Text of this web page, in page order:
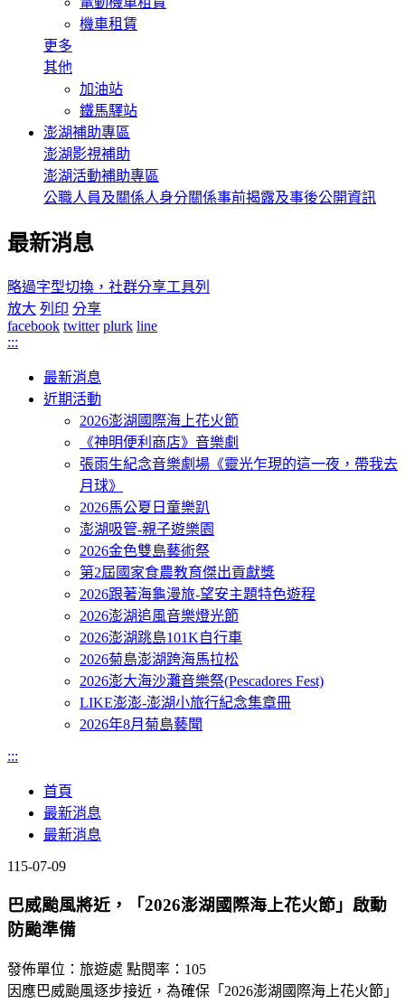
機車租賃
更多
其他
加油站
鐵馬驛站
澎湖補助專區
澎湖影視補助
澎湖活動補助專區
公職人員及關係人身分關係事前揭露及事後公開資訊
最新消息
略過字型切換，社群分享工具列
放大 列印 分享
facebook twitter plurk line
:::
最新消息
近期活動
2026澎湖國際海上花火節
《神明便利商店》音樂劇
張雨生紀念音樂劇場《靈光乍現的這一夜，帶我去
月球》
2026馬公夏日童樂趴
澎湖吸管-親子遊樂園
2026金色雙島藝術祭
第2屆國家食農教育傑出貢獻獎
2026跟著海龜漫旅-望安主題特色遊程
2026澎湖追風音樂燈光節
2026澎湖跳島101K自行車
2026菊島澎湖跨海馬拉松
2026澎大海沙灘音樂祭(Pescadores Fest)
LIKE澎澎-澎湖小旅行紀念集章冊
2026年8月菊島藝聞
:::
首頁
最新消息
最新消息
115-07-09
巴威颱風將近，「2026澎湖國際海上花火節」啟動
防颱準備
發佈單位：旅遊處 點閱率：105
因應巴威颱風逐步接近，為確保「2026澎湖國際海上花火節」